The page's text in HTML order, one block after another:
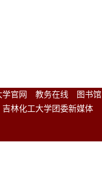
官网 教务在线
图书馆
吉林化工大学团委新媒体